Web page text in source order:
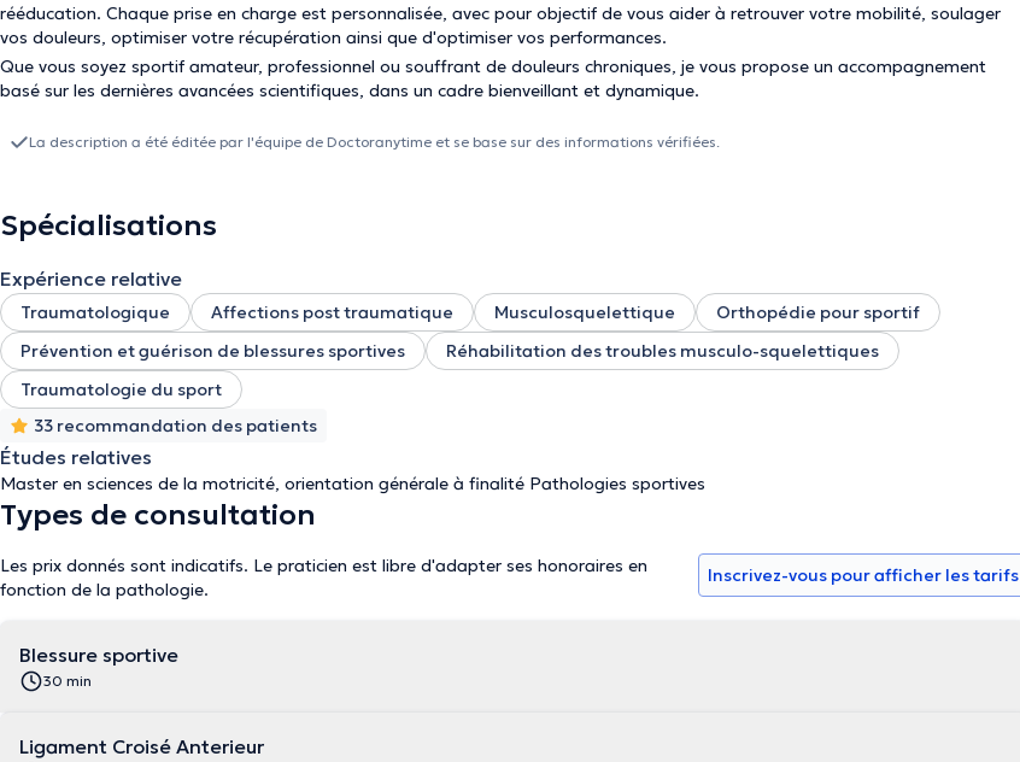
rééducation. Chaque prise en charge est personnalisée, avec pour objectif de vous aider à retrouver votre mobilité, soulager
vos douleurs, optimiser votre récupération ainsi que d'optimiser vos performances.
Que vous soyez sportif amateur, professionnel ou souffrant de douleurs chroniques, je vous propose un accompagnement
basé sur les dernières avancées scientifiques, dans un cadre bienveillant et dynamique.
La description a été éditée par l'équipe de Doctoranytime et se base sur des informations vérifiées.
Spécialisations
Expérience relative
Traumatologique Affections post traumatique Musculosquelettique
Orthopédie pour sportif
Prévention et guérison de blessures sportives
Réhabilitation des troubles musculo-squelettiques
Traumatologie du sport
33 recommandation des patients
Études relatives
Master en sciences de la motricité, orientation générale à finalité Pathologies sportives
Types de consultation
Les prix donnés sont indicatifs. Le praticien est libre d'adapter ses honoraires en
fonction de la pathologie.
Inscrivez-vous pour afficher les tarifs
Blessure sportive
30 min
Ligament Croisé Anterieur